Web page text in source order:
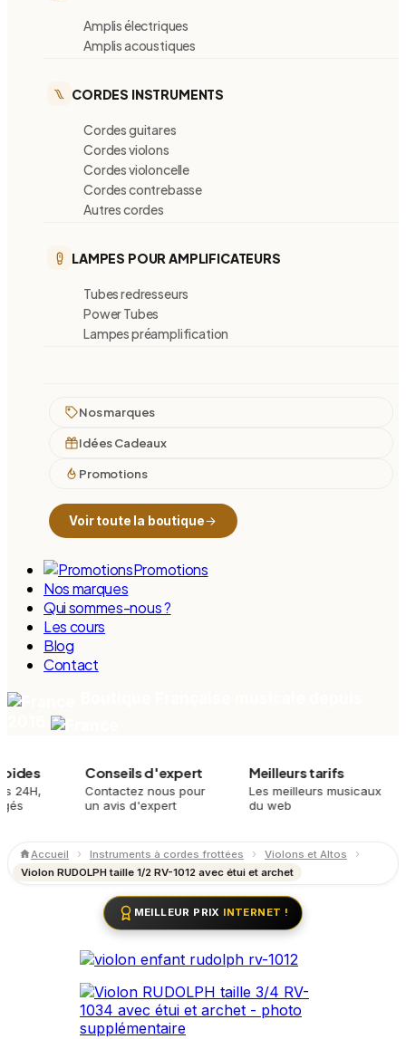
Amplis électriques
Amplis acoustiques
CORDES INSTRUMENTS
Cordes guitares
Cordes violons
Cordes violoncelle
Cordes contrebasse
Autres cordes
LAMPES POUR AMPLIFICATEURS
Tubes redresseurs
Power Tubes
Lampes préamplification
Nos marques
Idées Cadeaux
Promotions
Voir toute la boutique
Promotions
Nos marques
Qui sommes-nous ?
Les cours
Blog
Contact
Conseils d'expert
Contactez nous pour
un avis d'expert
Meilleurs tarifs
Les meilleurs musicaux
du web
Accueil Instruments à cordes frottées
Violons et Altos
Violon RUDOLPH taille 1/2 RV-1012 avec étui et archet
MEILLEUR PRIX INTERNET !